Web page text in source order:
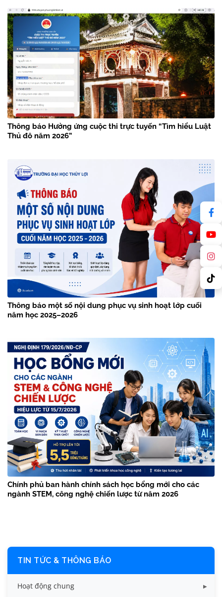
Thông báo Hưởng ứng cuộc thi trực tuyến “Tìm hiểu Luật
Thủ đô năm 2026”
Thông báo một số nội dung phục vụ sinh hoạt lớp cuối
năm học 2025–2026
Chính phủ ban hành chính sách học bổng mới cho các
ngành STEM, công nghệ chiến lược từ năm 2026
TIN TỨC & THÔNG BÁO
Hoạt động chung